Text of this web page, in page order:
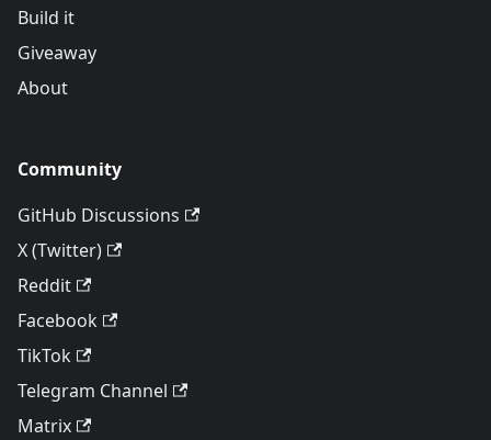
Build it
Giveaway
About
Community
GitHub Discussions
X (Twitter)
Reddit
Facebook
TikTok
Telegram Channel
Matrix